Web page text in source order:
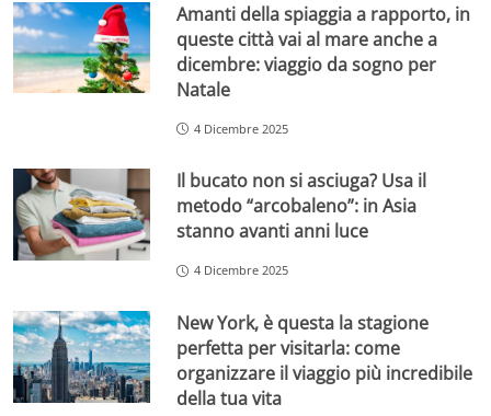
Amanti della spiaggia a rapporto, in
queste città vai al mare anche a
dicembre: viaggio da sogno per
Natale
4 Dicembre 2025
Il bucato non si asciuga? Usa il
metodo “arcobaleno”: in Asia
stanno avanti anni luce
4 Dicembre 2025
New York, è questa la stagione
perfetta per visitarla: come
organizzare il viaggio più incredibile
della tua vita